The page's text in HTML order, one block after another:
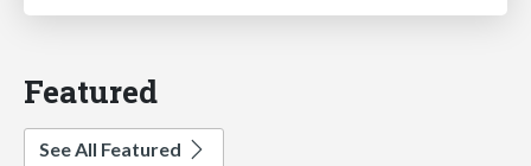
Featured
See All Featured